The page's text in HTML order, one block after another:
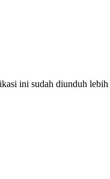
ini sudah diunduh